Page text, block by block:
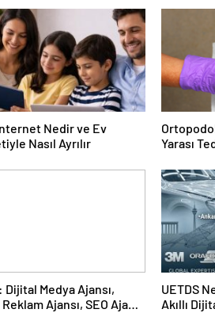
Nedir ve Ev
Nasıl Ayrılır
Yarası
Ajansı, SEO Ajansı
UETDS
Akıllı